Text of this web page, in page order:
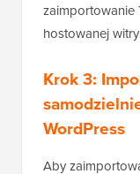
zaimportowanie
hostowanej
Krok 3:
WordPress
Aby